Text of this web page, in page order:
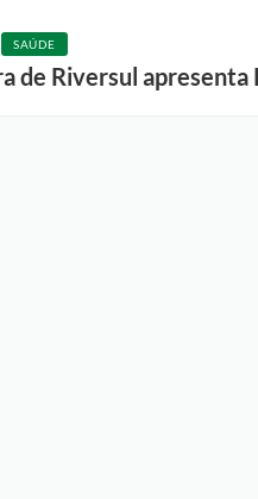
SAÚDE
de Riversul apresenta